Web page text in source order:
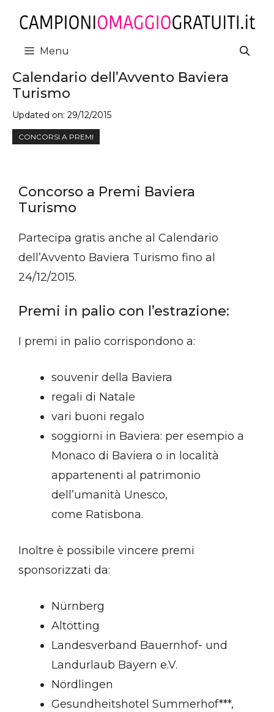
contenuto
Menu
Calendario dell’Avvento Baviera
Turismo
Updated on: 29/12/2015
CONCORSI A PREMI
Concorso a Premi Baviera
Turismo
Partecipa gratis anche al Calendario
dell’Avvento Baviera Turismo fino al
24/12/2015.
Premi in palio con l’estrazione:
I premi in palio corrispondono a:
souvenir della Baviera
regali di Natale
vari buoni regalo
soggiorni in Baviera: per esempio a
Monaco di Baviera o in località
appartenenti al patrimonio
dell’umanità Unesco,
come Ratisbona.
Inoltre è possibile vincere premi
sponsorizzati da:
Nürnberg
Altötting
Landesverband Bauernhof- und
Landurlaub Bayern e.V.
Nördlingen
Gesundheitshotel Summerhof***,